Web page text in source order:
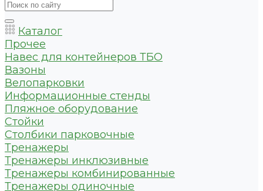
Каталог
Прочее
Навес для контейнеров ТБО
Вазоны
Велопарковки
Информационные стенды
Пляжное оборудование
Стойки
Столбики парковочные
Тренажеры
Тренажеры инклюзивные
Тренажеры комбинированные
Тренажеры одиночные